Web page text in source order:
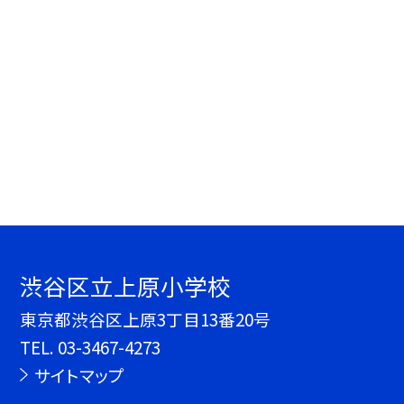
渋谷区立上原小学校
東京都渋谷区上原3丁目13番20号
TEL. 03-3467-4273
サイトマップ